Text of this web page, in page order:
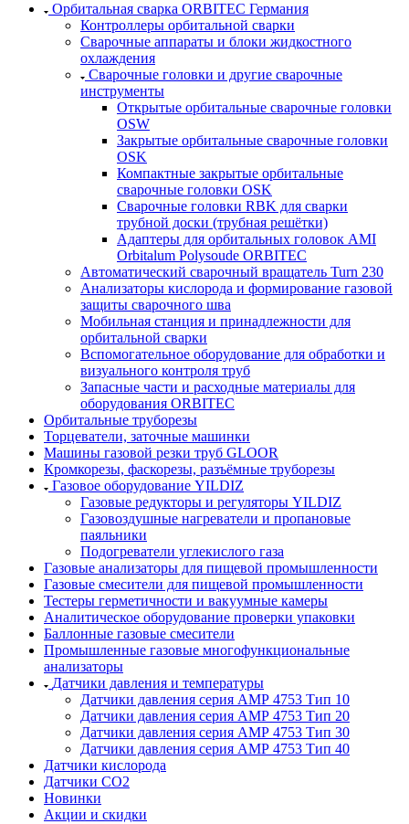
Орбитальная сварка ORBITEC Германия
Контроллеры орбитальной сварки
Сварочные аппараты и блоки жидкостного
охлаждения
Сварочные головки и другие сварочные
инструменты
Открытые орбитальные сварочные головки
OSW
Закрытые орбитальные сварочные головки
OSK
Компактные закрытые орбитальные
сварочные головки OSK
Сварочные головки RBK для сварки
трубной доски (трубная решётки)
Адаптеры для орбитальных головок AMI
Orbitalum Polysoude ORBITEC
Автоматический сварочный вращатель Turn 230
Анализаторы кислорода и формирование газовой
защиты сварочного шва
Мобильная станция и принадлежности для
орбитальной сварки
Вспомогательное оборудование для обработки и
визуального контроля труб
Запасные части и расходные материалы для
оборудования ORBITEC
Орбитальные труборезы
Торцеватели, заточные машинки
Машины газовой резки труб GLOOR
Кромкорезы, фаскорезы, разъёмные труборезы
Газовое оборудование YILDIZ
Газовые редукторы и регуляторы YILDIZ
Газовоздушные нагреватели и пропановые
паяльники
Подогреватели углекислого газа
Газовые анализаторы для пищевой промышленности
Газовые смесители для пищевой промышленности
Тестеры герметичности и вакуумные камеры
Аналитическое оборудование проверки упаковки
Баллонные газовые смесители
Промышленные газовые многофункциональные
анализаторы
Датчики давления и температуры
Датчики давления серия АМР 4753 Тип 10
Датчики давления серия АМР 4753 Тип 20
Датчики давления серия АМР 4753 Тип 30
Датчики давления серия АМР 4753 Тип 40
Датчики кислорода
Датчики CO2
Новинки
Акции и скидки